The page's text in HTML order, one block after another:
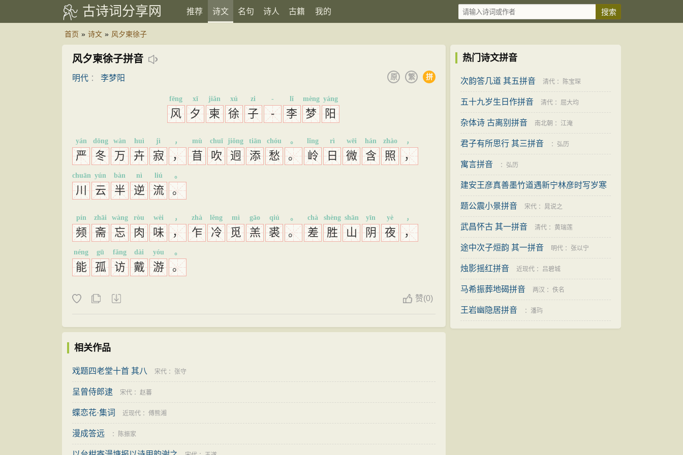
古诗词分享网 推荐 诗文 名句 诗人 古籍 我的
首页 » 诗文 » 风夕柬徐子
风夕柬徐子拼音
明代 ： 李梦阳 拼
繁
原
风
fēng
夕
xī
柬
jiǎn
徐
xú
子
zi
-
-
李
lǐ
梦
mèng
阳
yáng
严
yán
冬
dōng
万
wàn
卉
huì
寂
jì
，
，
苜
mù
吹
chuī
迥
jiǒng
添
tiān
愁
chóu
。
。
岭
lǐng
日
rì
微
wēi
含
hán
照
zhào
，
，
川
chuān
云
yún
半
bàn
逆
nì
流
liú
。
。
频
pín
斋
zhāi
忘
wàng
肉
ròu
味
wèi
，
，
乍
zhà
冷
lěng
觅
mì
羔
gāo
裘
qiú
。
。
差
chà
胜
shèng
山
shān
阴
yīn
夜
yè
，
，
能
néng
孤
gū
访
fǎng
戴
dài
游
yóu
。
。
赞(0)
相关作品
戏题四老堂十首 其八 宋代 ： 张守
呈曾侍郎逮 宋代 ： 赵蕃
蝶恋花·集词 近现代 ： 傅熊湘
漫成答远 ： 陈振家
热门诗文拼音
次韵答几道 其五拼音 清代 ： 陈宝琛
五十九岁生日作拼音 清代 ： 屈大均
杂体诗 古离别拼音 南北朝 ： 江淹
君子有所思行 其三拼音 ： 弘历
寓言拼音 ： 弘历
建安王彦真善墨竹道遇新宁林彦时写岁寒
烟雨为别索余就题其上拼音
题公震小景拼音 宋代 ： 晁说之
武昌怀古 其一拼音 清代 ： 黄瑞莲
途中次子烜韵 其一拼音 明代 ： 张以宁
烛影摇红拼音 近现代 ： 吕碧城
马希振葬地碣拼音 两汉 ： 佚名
王岩幽隐居拼音 ： 潘玙